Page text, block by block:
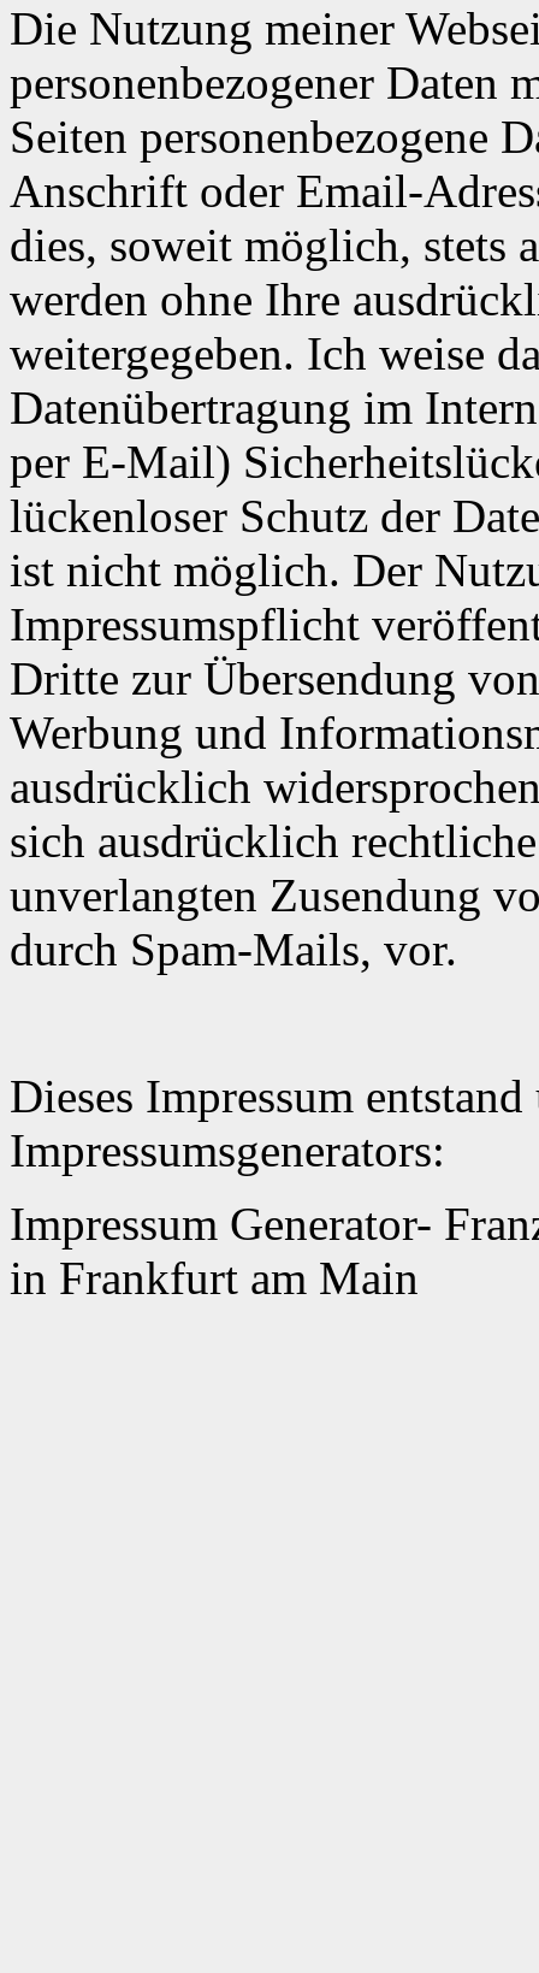
Die Nutzung meiner
personenbezogener Daten
Seiten personenbezogene
Anschrift oder Email-
dies, soweit möglich, stets
werden ohne Ihre
weitergegeben. Ich weise
Datenübertragung im
per E-Mail)
lückenloser Schutz der
ist nicht möglich. Der
Impressumspflicht
Dritte zur Übersendung
Werbung und
ausdrücklich
sich ausdrücklich
unverlangten Zusendung
durch Spam-Mails, vor.
Dieses Impressum
Impressumsgenerators:
Impressum Generator-
in Frankfurt am Main